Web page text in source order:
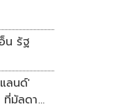
รัฐ
ลนด์'
ที่มัลดาลิ